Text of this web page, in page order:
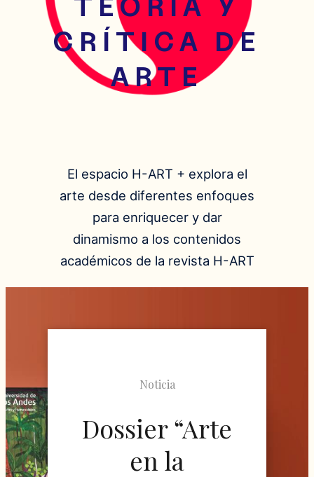
CRÍTICA DE
ARTE
El espacio H-ART + explora el
arte desde diferentes enfoques
para enriquecer y dar
dinamismo a los contenidos
académicos de la revista H-ART
Noticia
Dossier “Arte
en la